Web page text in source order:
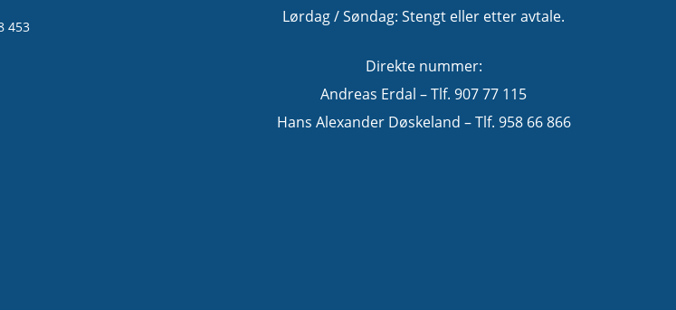
453
Lørdag / Søndag: Stengt eller etter avtale.
Direkte nummer:
Andreas Erdal – Tlf. 907 77 115
Hans Alexander Døskeland – Tlf. 958 66 866